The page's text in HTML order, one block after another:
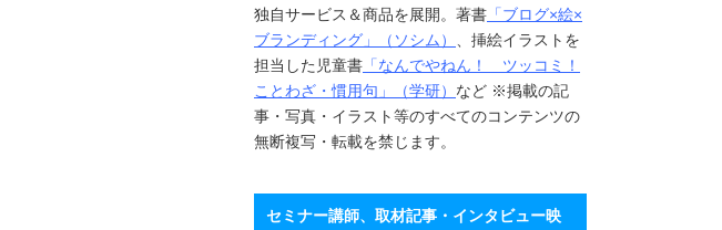
独自サービス＆商品を展開。著書 「ブログ×絵×
ブランディング」（ソシム）
、挿絵イラストを
担当した児童書 「なんでやねん！ ツッコミ！
ことわざ・慣用句」（学研） など ※掲載の記
事・写真・イラスト等のすべてのコンテンツの
無断複写・転載を禁じます。
セミナー講師、取材記事・インタビュー映